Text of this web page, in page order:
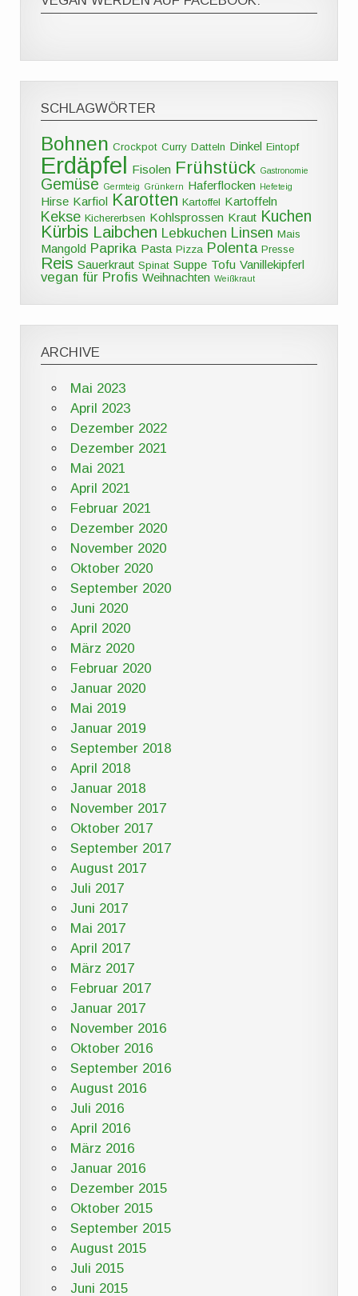
SCHLAGWÖRTER
Bohnen Crockpot Curry Datteln Dinkel Eintopf
Erdäpfel Fisolen Frühstück Gastronomie
Gemüse Germteig Grünkern Haferflocken Hefeteig
Hirse Karfiol Karotten Kartoffel Kartoffeln
Kekse Kichererbsen Kohlsprossen Kraut Kuchen
Kürbis Laibchen Lebkuchen Linsen Mais
Mangold Paprika Pasta Pizza Polenta Presse
Reis Sauerkraut Spinat Suppe Tofu Vanillekipferl
vegan für Profis Weihnachten Weißkraut
ARCHIVE
Mai 2023
April 2023
Dezember 2022
Dezember 2021
Mai 2021
April 2021
Februar 2021
Dezember 2020
November 2020
Oktober 2020
September 2020
Juni 2020
April 2020
März 2020
Februar 2020
Januar 2020
Mai 2019
Januar 2019
September 2018
April 2018
Januar 2018
November 2017
Oktober 2017
September 2017
August 2017
Juli 2017
Juni 2017
Mai 2017
April 2017
März 2017
Februar 2017
Januar 2017
November 2016
Oktober 2016
September 2016
August 2016
Juli 2016
April 2016
März 2016
Januar 2016
Dezember 2015
Oktober 2015
September 2015
August 2015
Juli 2015
Juni 2015